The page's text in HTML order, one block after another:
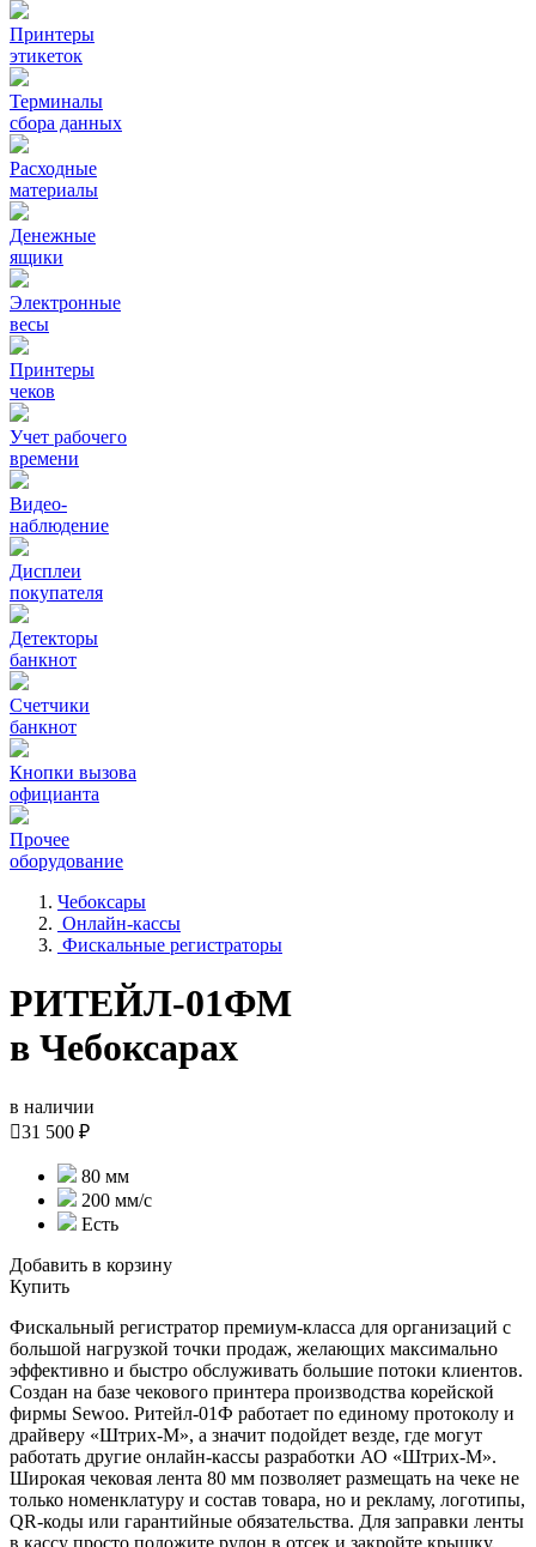
Принтеры
этикеток
Терминалы
сбора данных
Расходные
материалы
Денежные
ящики
Электронные
весы
Принтеры
чеков
Учет рабочего
времени
Видео‑
наблюдение
Дисплеи
покупателя
Детекторы
банкнот
Счетчики
банкнот
Кнопки вызова
официанта
Прочее
оборудование
Чебоксары
Онлайн-кассы
Фискальные регистраторы
РИТЕЙЛ-01ФМ
в Чебоксарах
в наличии
31 500 ₽
80 мм
200 мм/с
Есть
Добавить в корзину
Купить
Фискальный регистратор премиум-класса для организаций с
большой нагрузкой точки продаж, желающих максимально
эффективно и быстро обслуживать большие потоки клиентов.
Создан на базе чекового принтера производства корейской
фирмы Sewoo. Ритейл-01Ф работает по единому протоколу и
драйверу «Штрих-М», а значит подойдет везде, где могут
работать другие онлайн-кассы разработки АО «Штрих-М».
Широкая чековая лента 80 мм позволяет размещать на чеке не
только номенклатуру и состав товара, но и рекламу, логотипы,
QR-коды или гарантийные обязательства. Для заправки ленты
в кассу просто положите рулон в отсек и закройте крышку.